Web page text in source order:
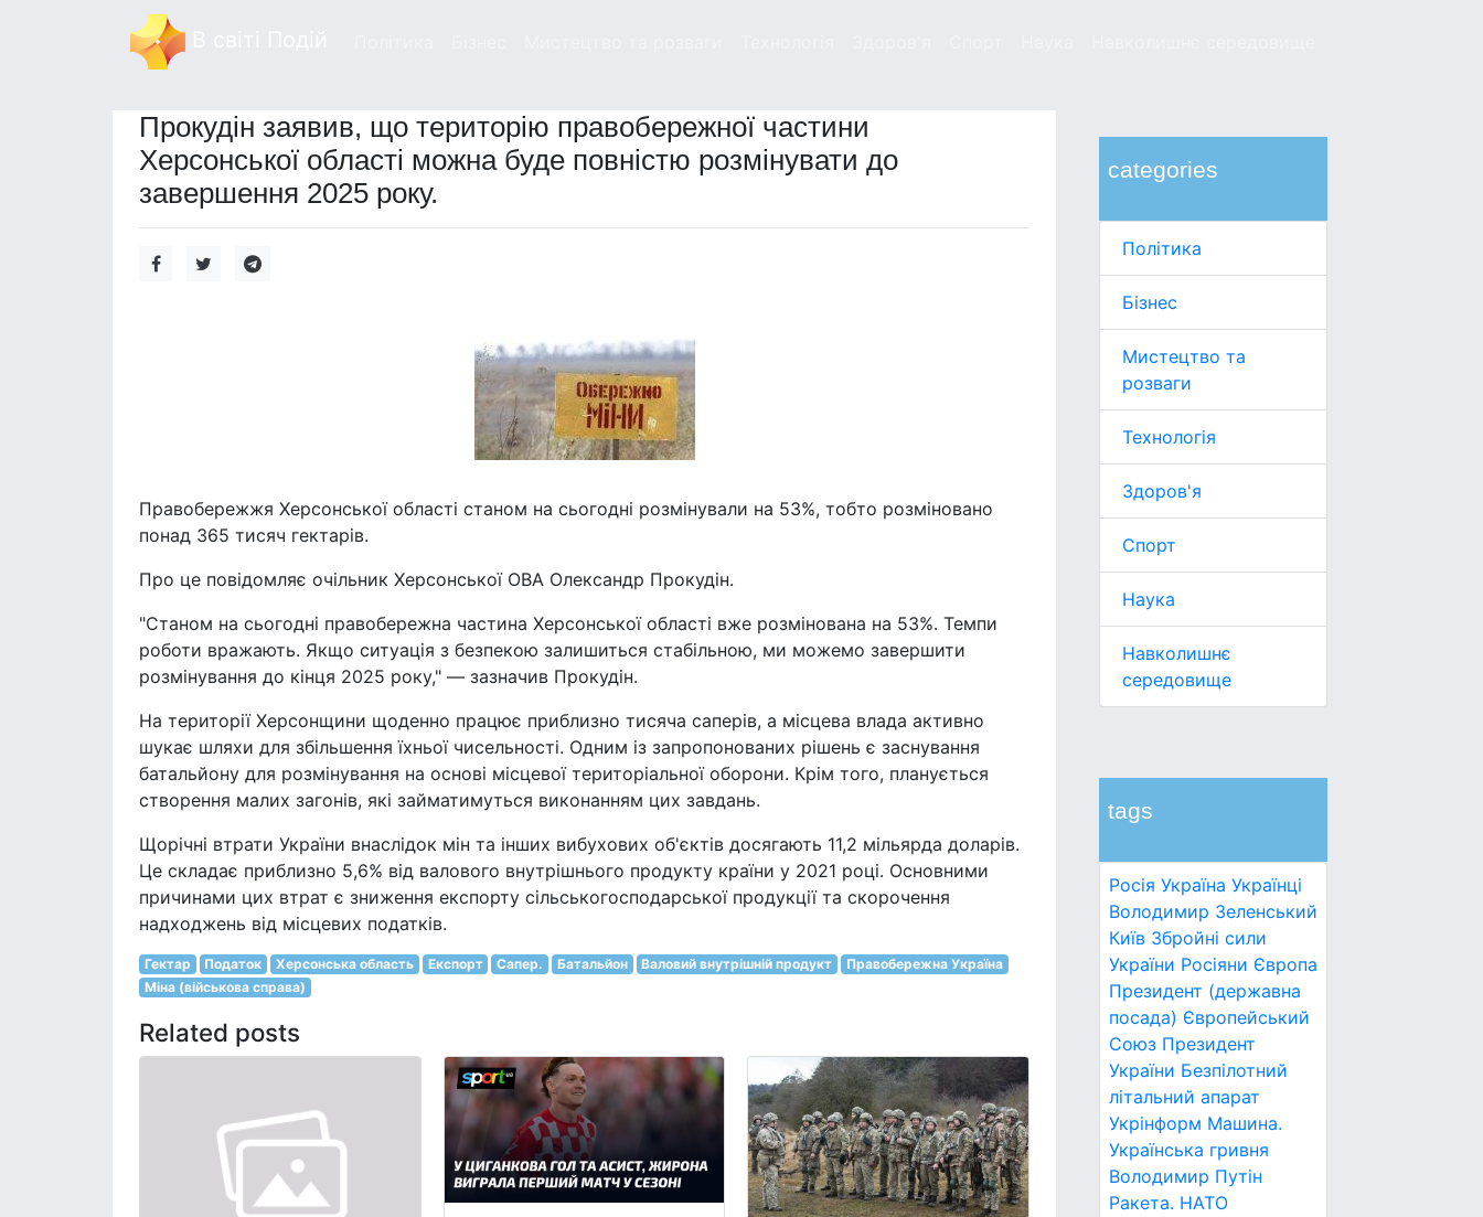
categories
Політика
Бізнес
Мистецтво та
розваги
Технологія
Здоров'я
Спорт
Наука
Навколишнє
середовище
tags
Росія Україна Українці
Володимир Зеленський
Київ Збройні сили
України Росіяни Європа
Президент (державна
посада) Європейський
Союз Президент
України Безпілотний
літальний апарат
Укрінформ Машина.
Українська гривня
Володимир Путін
Ракета. НАТО
Прокудін заявив, що територію правобережної частини
Херсонської області можна буде повністю розмінувати до
завершення 2025 року.
Правобережжя Херсонської області станом на сьогодні розмінували на 53%, тобто розміновано
понад 365 тисяч гектарів.
Про це повідомляє очільник Херсонської ОВА Олександр Прокудін.
"Станом на сьогодні правобережна частина Херсонської області вже розмінована на 53%. Темпи
роботи вражають. Якщо ситуація з безпекою залишиться стабільною, ми можемо завершити
розмінування до кінця 2025 року," — зазначив Прокудін.
На території Херсонщини щоденно працює приблизно тисяча саперів, а місцева влада активно
шукає шляхи для збільшення їхньої чисельності. Одним із запропонованих рішень є заснування
батальйону для розмінування на основі місцевої територіальної оборони. Крім того, планується
створення малих загонів, які займатимуться виконанням цих завдань.
Щорічні втрати України внаслідок мін та інших вибухових об'єктів досягають 11,2 мільярда доларів.
Це складає приблизно 5,6% від валового внутрішнього продукту країни у 2021 році. Основними
причинами цих втрат є зниження експорту сільськогосподарської продукції та скорочення
надходжень від місцевих податків.
Гектар Податок Херсонська область Експорт Сапер. Батальйон Валовий внутрішній продукт
Правобережна Україна
Міна (військова справа)
Related posts